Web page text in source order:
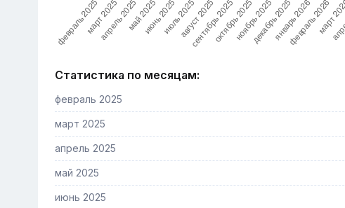
Статистика по месяцам:
февраль 2025
март 2025
апрель 2025
май 2025
июнь 2025